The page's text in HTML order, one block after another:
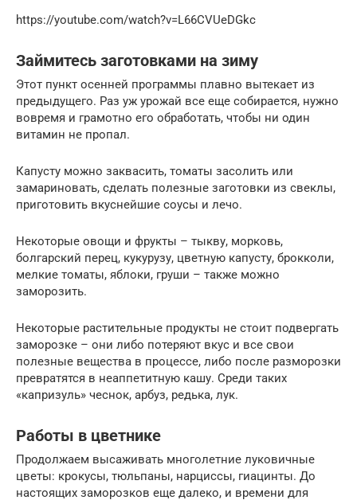
https://youtube.com/watch?v=L66CVUeDGkc
Займитесь заготовками на зиму
Этот пункт осенней программы плавно вытекает из
предыдущего. Раз уж урожай все еще собирается, нужно
вовремя и грамотно его обработать, чтобы ни один
витамин не пропал.
Капусту можно заквасить, томаты засолить или
замариновать, сделать полезные заготовки из свеклы,
приготовить вкуснейшие соусы и лечо.
Некоторые овощи и фрукты – тыкву, морковь,
болгарский перец, кукурузу, цветную капусту, брокколи,
мелкие томаты, яблоки, груши – также можно
заморозить.
Некоторые растительные продукты не стоит подвергать
заморозке – они либо потеряют вкус и все свои
полезные вещества в процессе, либо после разморозки
превратятся в неаппетитную кашу. Среди таких
«капризуль» чеснок, арбуз, редька, лук.
Работы в цветнике
Продолжаем высаживать многолетние луковичные
цветы: крокусы, тюльпаны, нарциссы, гиацинты. До
настоящих заморозков еще далеко, и времени для